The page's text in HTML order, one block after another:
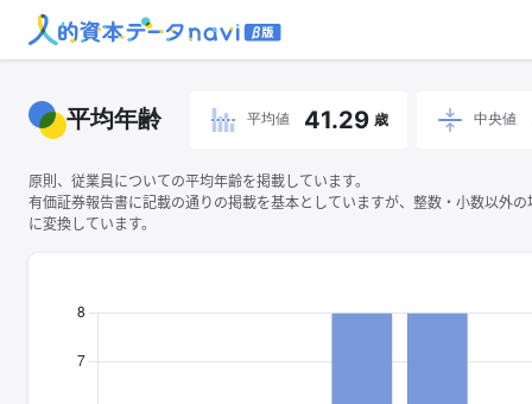
平均年齢 平均値 41.29 歳 中央値
原則、従業員についての平均年齢を掲載しています。
有価証券報告書に記載の通りの掲載を基本としていますが、整数・小数以外
に変換しています。